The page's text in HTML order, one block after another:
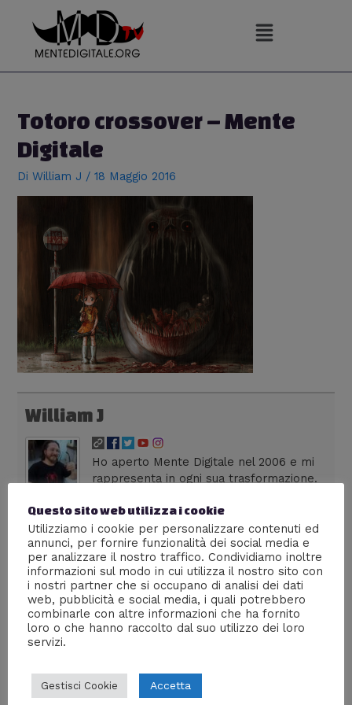
contenuto
Totoro crossover – Mente
Digitale
DiWilliam J /18 Maggio 2016
William J
Ho aperto Mente Digitale nel 2006 e mi
rappresenta in ogni sua trasformazione.
colleziono fumetti, seguo anime dai tempi dei vecchi
robottoni e divoro serie tv in lingua originale. Su Lega
Nerd sono autore di livello 36, con più di 300 articoli
pubblicati. La frase che preferisco è: "La cultura è il
nostro passaporto per il futuro. Il domani appartiene
alle persone che si preparano oggi" - Malcom X
←Media precedente
Questo sito web utilizza i cookie
Utilizziamo i cookie per personalizzare contenuti ed
annunci, per fornire funzionalità dei social media e
per analizzare il nostro traffico. Condividiamo inoltre
informazioni sul modo in cui utilizza il nostro sito con
i nostri partner che si occupano di analisi dei dati
web, pubblicità e social media, i quali potrebbero
combinarle con altre informazioni che ha fornito
loro o che hanno raccolto dal suo utilizzo dei loro
servizi.
Gestisci Cookie Accetta